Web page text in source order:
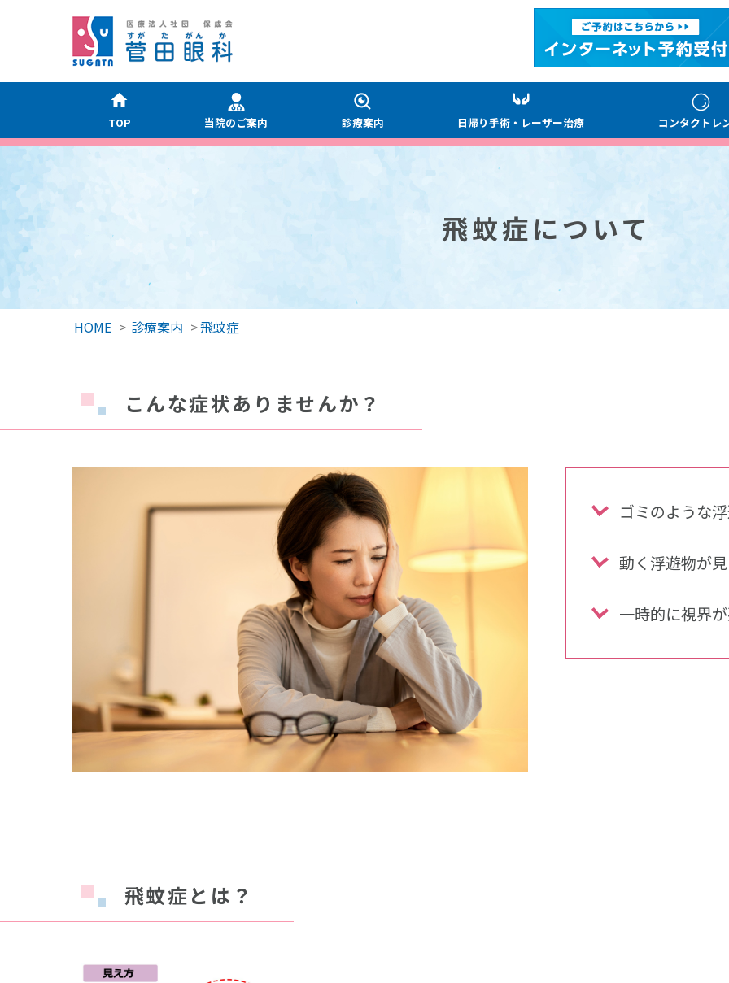
TOP 当院のご案内 診療案内 日帰り手術・レーザー治療 コンタクトレ
飛蚊症について
HOME > 診療案内 >飛蚊症
こんな症状ありませんか？
ゴミのような
動く浮遊物が
一時的に視界
飛蚊症とは？